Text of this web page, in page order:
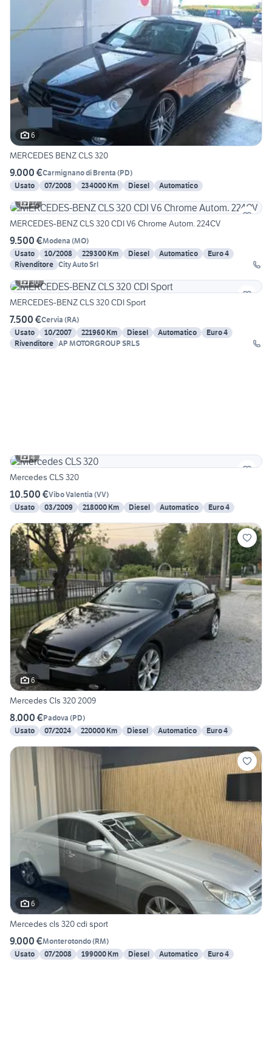
6
MERCEDES BENZ CLS 320
9.000 €Carmignano di Brenta (PD)
Usato
07/2008 234000 Km Diesel
Automatico
17
MERCEDES-BENZ CLS 320 CDI V6 Chrome Autom. 224CV
9.500 €Modena (MO)
Usato
10/2008 229300 Km Diesel Automatico
Euro 4
Rivenditore City Auto Srl
30
MERCEDES-BENZ CLS 320 CDI Sport
7.500 €Cervia (RA)
Usato
10/2007 221960 Km Diesel Automatico
Euro 4
Rivenditore AP MOTORGROUP SRLS
4
Mercedes CLS 320
10.500 €Vibo Valentia (VV)
Usato
03/2009 218000 Km Diesel Automatico Euro 4
6
Mercedes Cls 320 2009
8.000 €Padova (PD)
Usato
07/2024 220000 Km Diesel Automatico Euro 4
6
Mercedes cls 320 cdi sport
9.000 €Monterotondo(RM)
Usato
07/2008 199000 Km Diesel Automatico Euro 4